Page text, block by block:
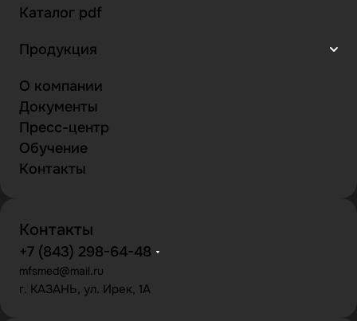
Каталог pdf
Продукция
О компании
Документы
Пресс-центр
Обучение
Контакты
Контакты
+7 (843) 298-64-48
mfsmed@mail.ru
г. КАЗАНЬ, ул. Ирек, 1А